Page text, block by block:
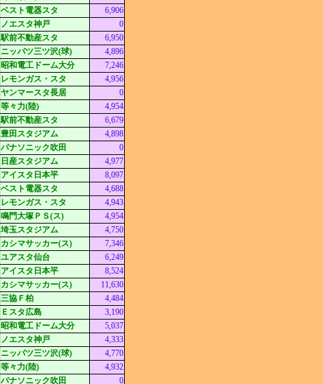
ベスト電器スタ
6,906
ノエスタ神戸
0
駅前不動産スタ
6,950
ニッパツ三ツ沢(球)
4,896
昭和電工ドーム大分
7,246
レモンガス・スタ
4,956
ヤンマースタ長居
0
等々力(陸) 4,954
駅前不動産スタ
6,679
豊田スタジアム
4,898
パナソニック吹田
0
日産スタジアム
4,977
アイスタ日本平
8,097
ベスト電器スタ
4,688
レモンガス・スタ
4,943
鳴門大塚ＰＳ(ス)
4,954
埼玉スタジアム
4,750
カシマサッカー(ス) 7,346
ユアスタ仙台
6,249
アイスタ日本平
8,524
カシマサッカー(ス)
11,630
三協Ｆ柏
4,484
Ｅスタ広島
3,190
昭和電工ドーム大分
5,037
ノエスタ神戸
4,333
ニッパツ三ツ沢(球)
4,770
等々力(陸)
4,932
パナソニック吹田 0